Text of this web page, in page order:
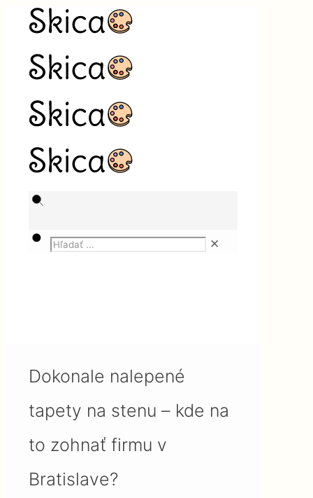
✕
Dokonale nalepené
tapety na stenu – kde na
to zohnať firmu v
Bratislave?